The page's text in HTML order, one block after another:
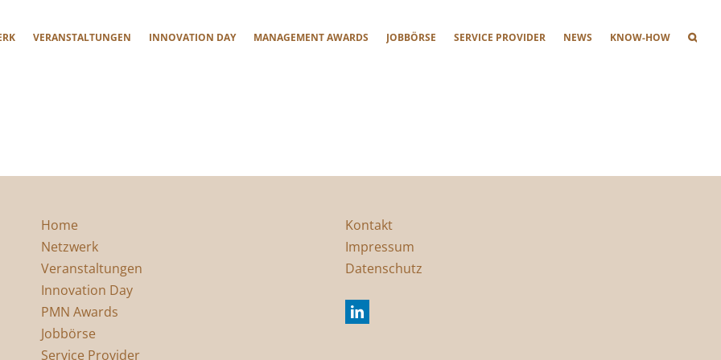
VERANSTALTUNGEN INNOVATION DAY MANAGEMENT AWARDS JOBBÖRSE SERVICE PROVIDER NEWS KNOW-HOW
Home
Netzwerk
Veranstaltungen
Innovation Day
PMN Awards
Jobbörse
Service Provider
Kontakt
Impressum
Datenschutz